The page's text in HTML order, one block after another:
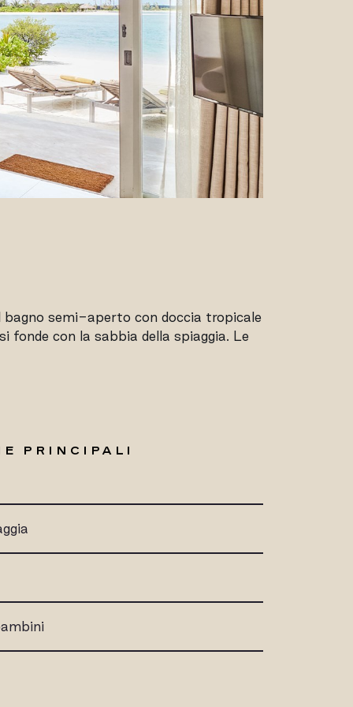
bagno semi-aperto con doccia tropicale
con la sabbia della spiaggia. Le
PRINCIPALI